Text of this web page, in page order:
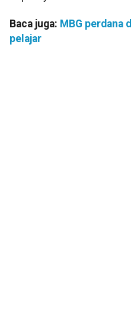
Baca juga: MBG perdana
pelajar